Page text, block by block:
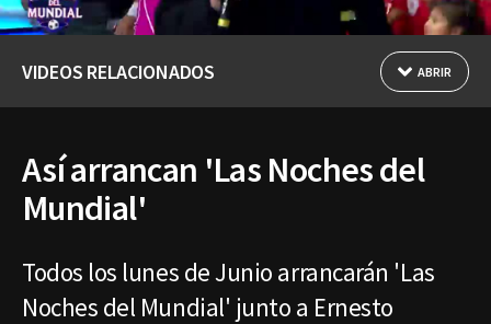
VIDEOS RELACIONADOS ABRIR
Así arrancan 'Las Noches del
Mundial'
Todos los lunes de Junio arrancarán 'Las
Noches del Mundial' junto a Ernesto